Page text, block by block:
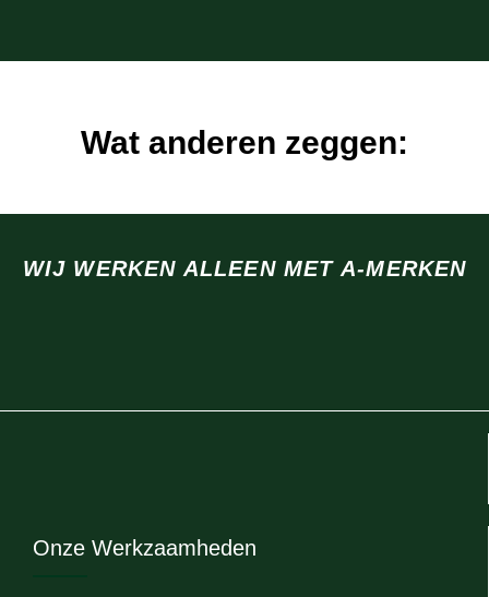
Wat anderen zeggen:
WIJ WERKEN ALLEEN MET A-MERKEN
Onze Werkzaamheden